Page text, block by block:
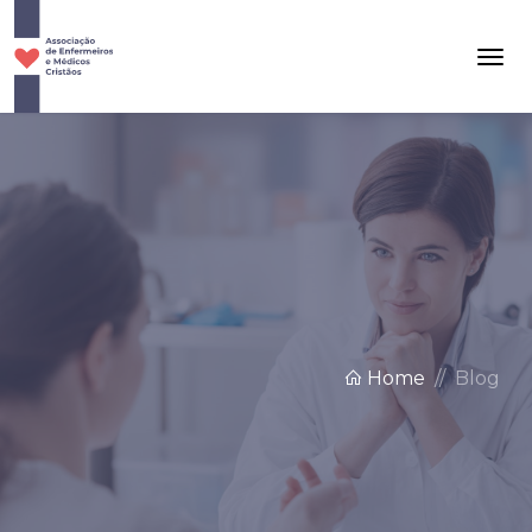
Home Blog